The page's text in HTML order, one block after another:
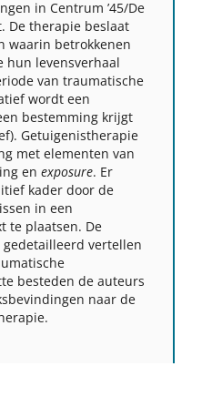
in Centrum ’45/De
De therapie beslaat
waarin betrokkenen
hun levensverhaal
van traumatische
wordt een
bestemming krijgt
Getuigenistherapie
met elementen van
en exposure. Er
kader door de
in een
te plaatsen. De
vertellen
besteden de auteurs
naar de